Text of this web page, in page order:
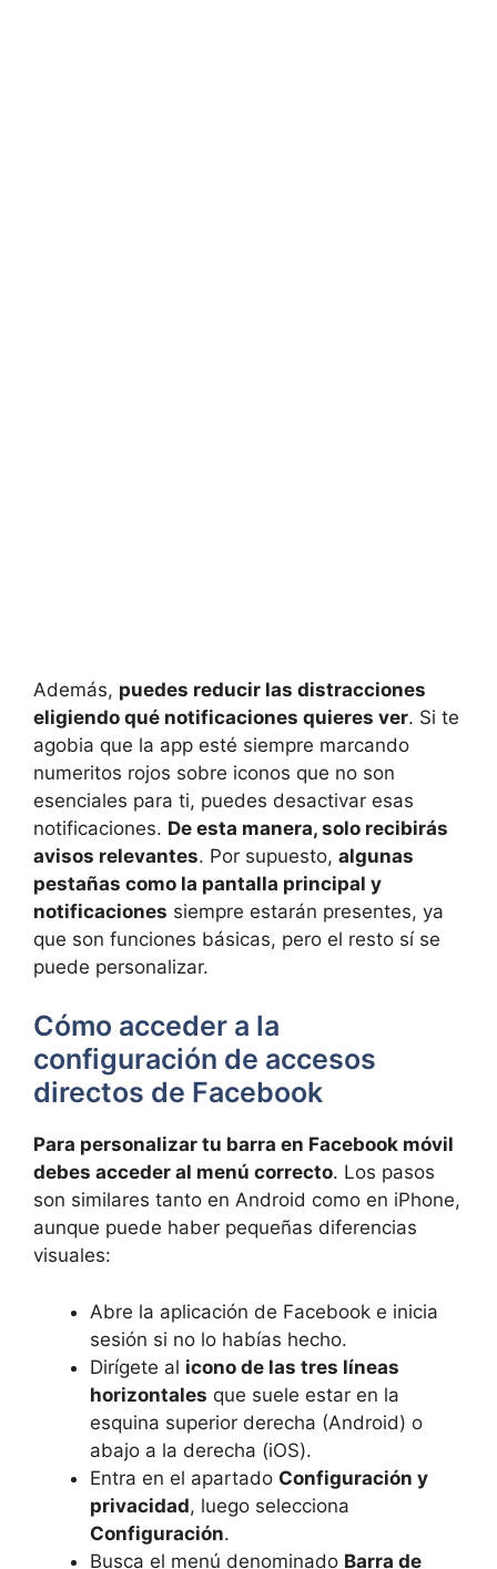
Además, puedes reducir las distracciones
eligiendo qué notificaciones quieres ver. Si te
agobia que la app esté siempre marcando
numeritos rojos sobre iconos que no son
esenciales para ti, puedes desactivar esas
notificaciones. De esta manera, solo recibirás
avisos relevantes. Por supuesto, algunas
pestañas como la pantalla principal y
notificaciones siempre estarán presentes, ya
que son funciones básicas, pero el resto sí se
puede personalizar.
Cómo acceder a la
configuración de accesos
directos de Facebook
Para personalizar tu barra en Facebook móvil
debes acceder al menú correcto. Los pasos
son similares tanto en Android como en iPhone,
aunque puede haber pequeñas diferencias
visuales:
Abre la aplicación de Facebook e inicia
sesión si no lo habías hecho.
Dirígete al icono de las tres líneas
horizontales que suele estar en la
esquina superior derecha (Android) o
abajo a la derecha (iOS).
Entra en el apartado Configuración y
privacidad, luego selecciona
Configuración.
Busca el menú denominado Barra de